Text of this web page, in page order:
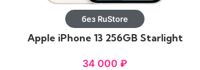
без RuStore
Apple iPhone 13 256GB Starlight
34 000 ₽